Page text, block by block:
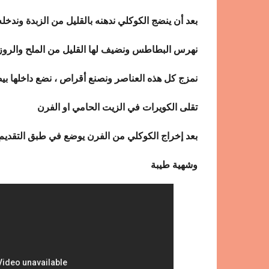
بعد أن ينضج الكوكلي ندهنه بالقليل من الزبدة
نهرس البطاطس ونضيف لها القليل من الملح
نمزج كل هذه العناصر ونصنع أقراص ، نضع داخلها
تقلى الكويرات في الزيت الحامي او الفرن
بعد إخراج الكوكلي من الفرن يوضع في طبق
وشهية طيبة